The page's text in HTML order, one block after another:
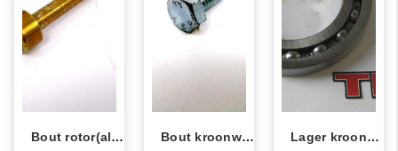
Bout rotor(alle grote modellen) Bout kroonwiel k.m. Lager kroonwiel kardan (alle modellen)